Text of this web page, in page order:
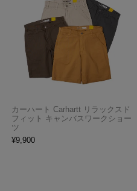
カーハート Carhartt リラックスド
フィット キャンバスワークショー
ツ
¥9,900